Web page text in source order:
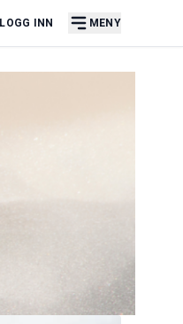
LOGG INN MENY